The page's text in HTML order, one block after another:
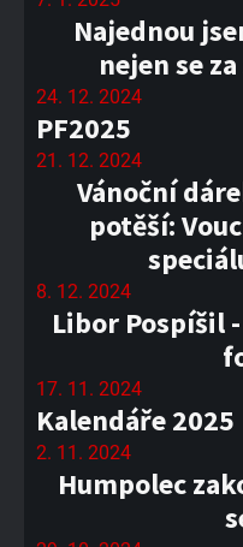
Najednou
nejen se
24. 12. 2024
PF2025
21. 12. 2024
Vánoční
potěší:
8. 12. 2024
Libor Pospíšil
17. 11. 2024
Kalendáře 2025
2. 11. 2024
Humpolec